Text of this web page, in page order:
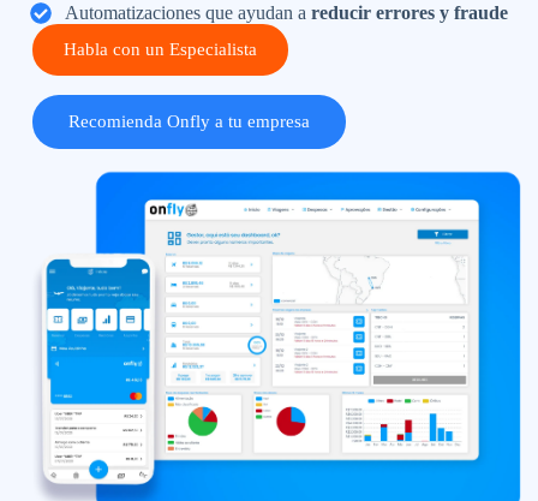
Automatizaciones que ayudan a reducir errores y fraude
Habla con un Especialista
Recomienda Onfly a tu empresa